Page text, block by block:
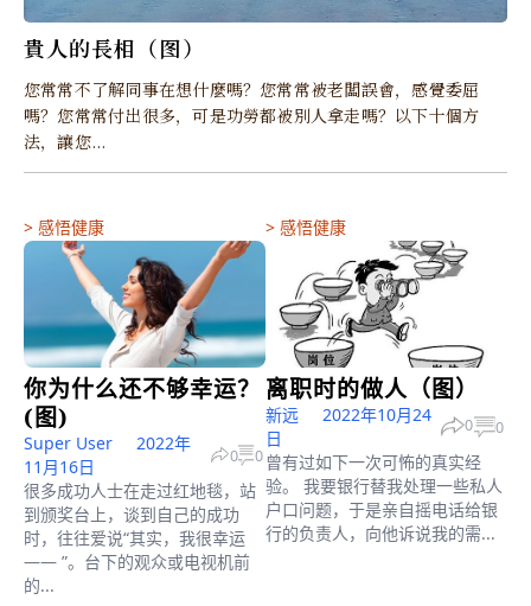
貴人的長相（图）
您常常不了解同事在想什麼嗎？您常常被老闆誤會，感覺委屈
嗎？您常常付出很多，可是功勞都被別人拿走嗎？以下十個方
法，讓您...
> 感悟健康
你为什么还不够幸运？
(图)
Super User
2022年
11月16日
0 0
很多成功人士在走过红地毯，站
到颁奖台上，谈到自己的成功
时，往往爱说“其实，我很幸运
—— ”。台下的观众或电视机前
的...
> 感悟健康
离职时的做人（图）
新远
2022年10月24
日
0 0
曾有过如下一次可怖的真实经
验。 我要银行替我处理一些私人
户口问题，于是亲自摇电话给银
行的负责人，向他诉说我的需...